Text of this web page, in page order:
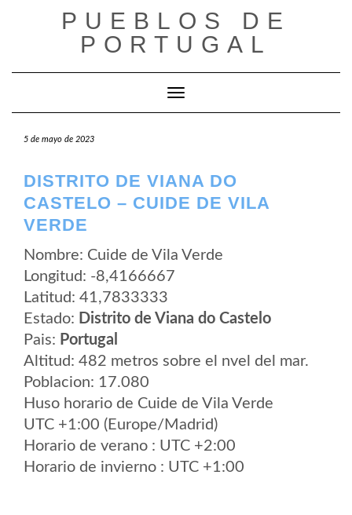
PUEBLOS DE
PORTUGAL
Cambiar modo de navegación
5 de mayo de 2023
DISTRITO DE VIANA DO
CASTELO – CUIDE DE VILA
VERDE
Nombre: Cuide de Vila Verde
Longitud: -8,4166667
Latitud: 41,7833333
Estado: Distrito de Viana do Castelo
Pais: Portugal
Altitud: 482 metros sobre el nvel del mar.
Poblacion: 17.080
Huso horario de Cuide de Vila Verde
UTC +1:00 (Europe/Madrid)
Horario de verano : UTC +2:00
Horario de invierno : UTC +1:00